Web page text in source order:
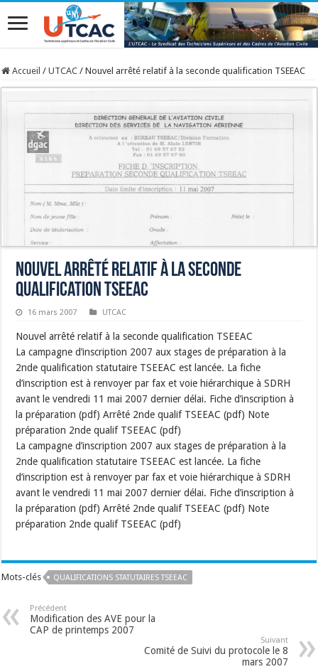
Accueil / UTCAC / Nouvel arrêté relatif à la seconde qualification TSEEAC
Nouvel arrêté relatif à la seconde
qualification TSEEAC
16 mars 2007 UTCAC
Nouvel arrêté relatif à la seconde qualification TSEEAC
La campagne d’inscription 2007 aux stages de préparation à la
2nde qualification statutaire TSEEAC est lancée. La fiche
d’inscription est à renvoyer par fax et voie hiérarchique à SDRH
avant le vendredi 11 mai 2007 dernier délai. Fiche d’inscription à
la préparation (pdf) Arrêté 2nde qualif TSEEAC (pdf) Note
préparation 2nde qualif TSEEAC (pdf)
La campagne d’inscription 2007 aux stages de préparation à la
2nde qualification statutaire TSEEAC est lancée. La fiche
d’inscription est à renvoyer par fax et voie hiérarchique à SDRH
avant le vendredi 11 mai 2007 dernier délai. Fiche d’inscription à
la préparation (pdf) Arrêté 2nde qualif TSEEAC (pdf) Note
préparation 2nde qualif TSEEAC (pdf)
Mots-clés QUALIFICATIONS STATUTAIRES TSEEAC
Précédent
Modification des AVE pour la
CAP de printemps 2007
Suivant
Comité de Suivi du protocole le 8
mars 2007